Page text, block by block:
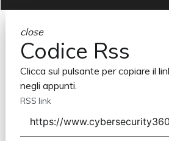
close
Codice Rss
Clicca sul pulsante per copiare il
negli appunti.
RSS link